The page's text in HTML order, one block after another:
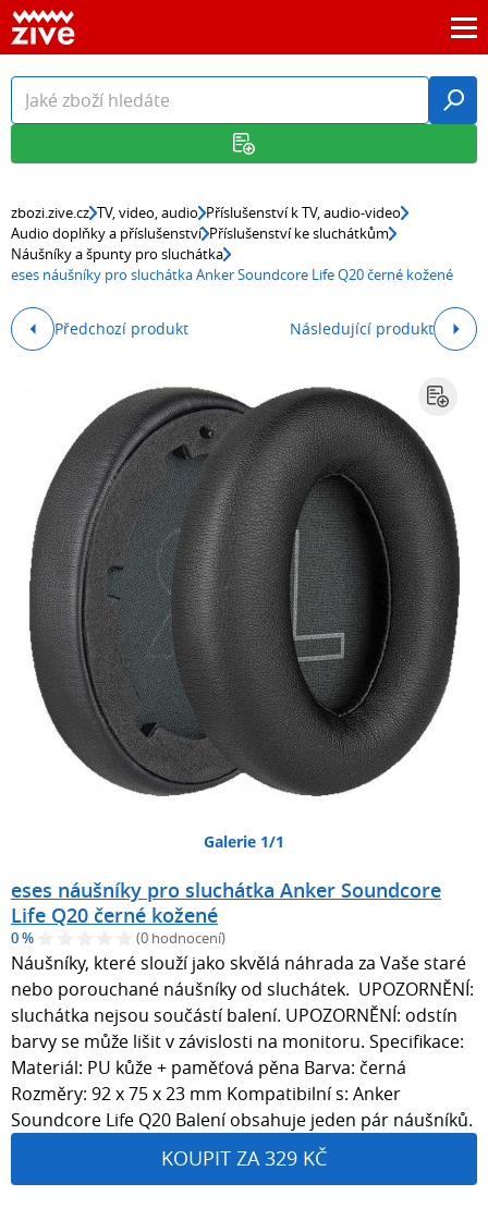
zbozi.zive.cz TV, video, audio Příslušenství k TV, audio-video
Audio doplňky a příslušenství Příslušenství ke sluchátkům
Náušníky a špunty pro sluchátka
eses náušníky pro sluchátka Anker Soundcore Life Q20 černé kožené
Předchozí produkt Následující produkt
Galerie 1/1
eses náušníky pro sluchátka Anker Soundcore
Life Q20 černé kožené
0 % (0 hodnocení)
Náušníky, které slouží jako skvělá náhrada za Vaše staré
nebo porouchané náušníky od sluchátek. UPOZORNĚNÍ:
sluchátka nejsou součástí balení. UPOZORNĚNÍ: odstín
barvy se může lišit v závislosti na monitoru. Specifikace:
Materiál: PU kůže + paměťová pěna Barva: černá
Rozměry: 92 x 75 x 23 mm Kompatibilní s: Anker
Soundcore Life Q20 Balení obsahuje jeden pár náušníků.
KOUPIT ZA 329 KČ